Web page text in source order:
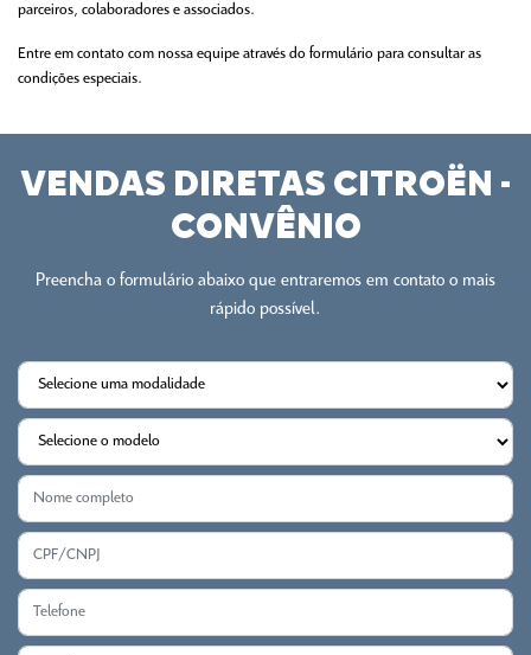
parceiros, colaboradores e associados.
Entre em contato com nossa equipe através do formulário para consultar as
condições especiais.
VENDAS DIRETAS CITROËN -
CONVÊNIO
Preencha o formulário abaixo que entraremos em contato o mais
rápido possível.